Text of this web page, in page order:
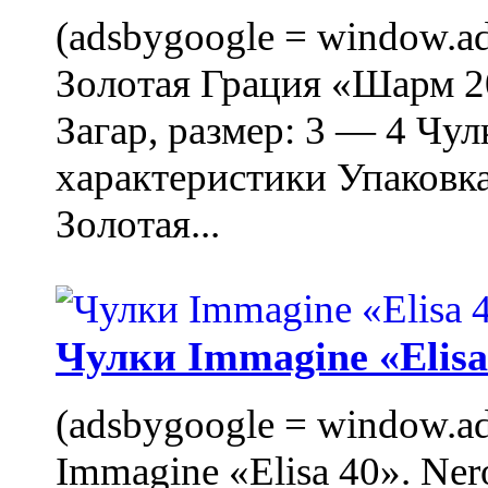
(adsbygoogle =
Золотая Грация «Шарм
Загар, размер: 3 — 4
характеристики
Золотая...
Чулки Immagine
(adsbygoogle =
Immagine «Elisa 40».